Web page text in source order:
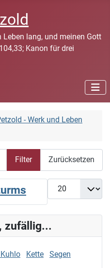
lang, und meinen Gott
Kanon für drei
- Werk und Leben
Filter Zurücksetzen
Anzeige #
zufällig...
Kette Segen